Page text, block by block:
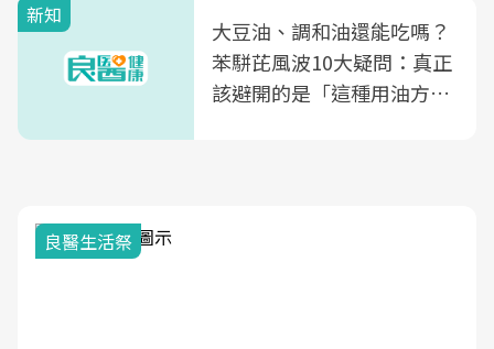
新知
大豆油、調和油還能吃嗎？
苯駢芘風波10大疑問：真正
該避開的是「這種用油方
良醫生活祭